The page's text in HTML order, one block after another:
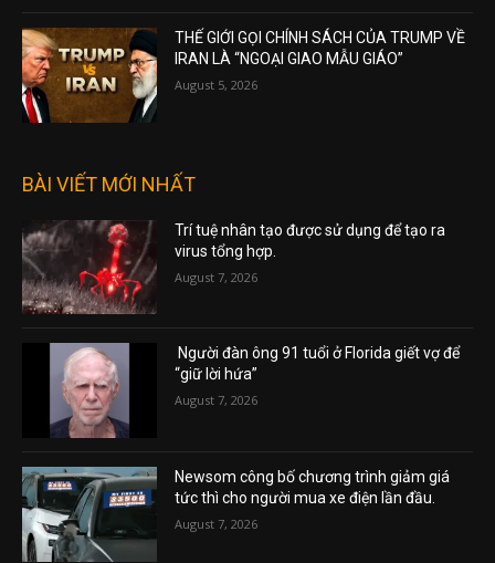
THẾ GIỚI GỌI CHÍNH SÁCH CỦA TRUMP VỀ
IRAN LÀ “NGOẠI GIAO MẪU GIÁO”
August 5, 2026
BÀI VIẾT MỚI NHẤT
Trí tuệ nhân tạo được sử dụng để tạo ra
virus tổng hợp.
August 7, 2026
Người đàn ông 91 tuổi ở Florida giết vợ để
“giữ lời hứa”
August 7, 2026
Newsom công bố chương trình giảm giá
tức thì cho người mua xe điện lần đầu.
August 7, 2026